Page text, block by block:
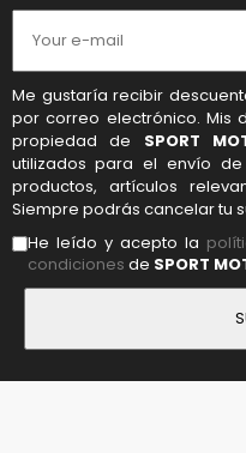
Me gustaría recibir
por correo electrónico. Mis
propiedad de SPORT
utilizados para el envío
productos, artículos
Siempre podrás cancelar tu
He leído y acepto la
condiciones de SPORT